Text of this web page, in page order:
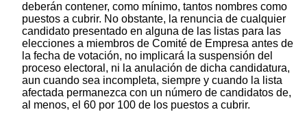
deberán contener, como mínimo, tantos nombres como
puestos a cubrir. No obstante, la renuncia de cualquier
candidato presentado en alguna de las listas para las
elecciones a miembros de Comité de Empresa antes de
la fecha de votación, no implicará la suspensión del
proceso electoral, ni la anulación de dicha candidatura,
aun cuando sea incompleta, siempre y cuando la lista
afectada permanezca con un número de candidatos de,
al menos, el 60 por 100 de los puestos a cubrir.